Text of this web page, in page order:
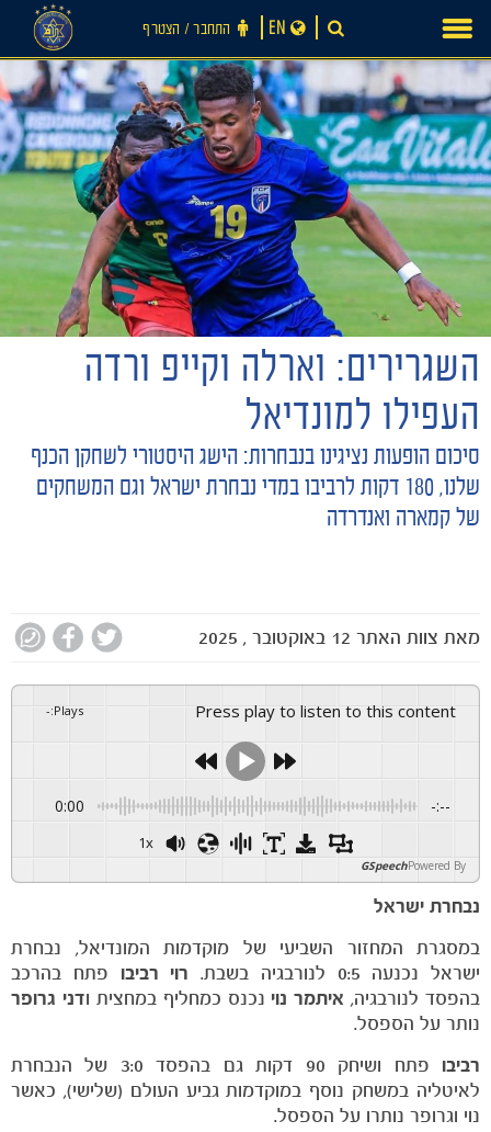
חדשות
content
התחבר ‪/‬ הצטרף EN
השגרירים: וארלה וקייפ ורדה
העפילו למונדיאל
סיכום הופעות נציגינו בנבחרות: הישג היסטורי לשחקן הכנף
שלנו, 180 דקות לרביבו במדי נבחרת ישראל וגם המשחקים
של קמארה ואנדרדה
מאת צוות האתר 12 באוקטובר , 2025
Press play to listen to this content
Plays
:
-
0:00 -:--
1x
Powered By
GSpeech
נבחרת ישראל
במסגרת המחזור השביעי של מוקדמות המונדיאל, נבחרת
ישראל נכנעה 0:5 לנורבגיה בשבת.
רוי רביבו פתח בהרכב
בהפסד לנורבגיה, איתמר נוי נכנס כמחליף במחצית ודני גרופר
נותר על הספסל.
רביבו
פתח ושיחק 90 דקות גם בהפסד 3:0 של הנבחרת
לאיטליה במשחק נוסף במוקדמות גביע העולם (שלישי), כאשר
נוי וגרופר נותרו על הספסל.